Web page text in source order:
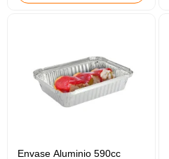
Envase Aluminio 590cc